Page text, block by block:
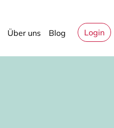
Über uns Blog Login